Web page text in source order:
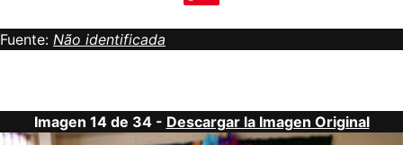
Fuente: Não identificada
Imagen 14 de 34 - Descargar la Imagen Original